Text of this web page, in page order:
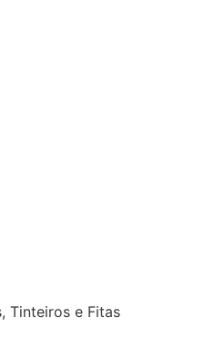
, Tinteiros e Fitas